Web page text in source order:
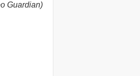
Guardian)